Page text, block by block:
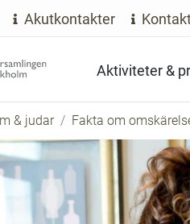
Akutkontakter
Aktiviteter &
& judar Fakta om